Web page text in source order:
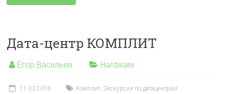
Дата-центр КОМПЛИТ
Егор Васильев Hardware
11.03.2016 Комплит,Экскурсия по датацентрам